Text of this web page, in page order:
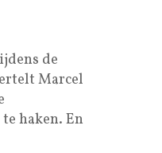
de
Marcel
haken. En